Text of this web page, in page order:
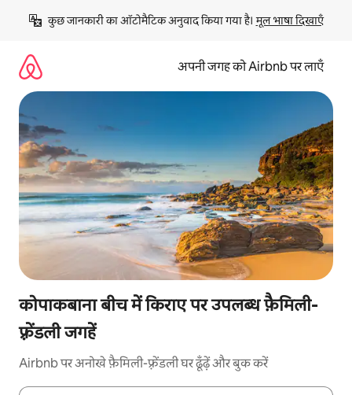
छोड़कर
कॉन्टेंट
कुछ जानकारी का ऑटोमैटिक अनुवाद किया गया है। मूल भाषा दिखाएँ
अपनी जगह को Airbnb पर लाएँ
कोपाकबाना बीच में किराए पर उपलब्ध फ़ैमिली-
फ़्रेंडली जगहें
Airbnb पर अनोखे फ़ैमिली-फ़्रेंडली घर ढूँढ़ें और बुक करें